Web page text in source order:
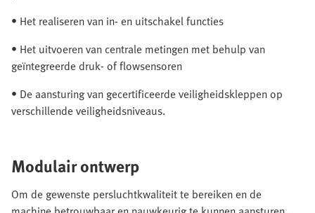
• Het realiseren van in- en uitschakel functies
• Het uitvoeren van centrale metingen met behulp van
geïntegreerde druk- of flowsensoren
• De aansturing van gecertificeerde veiligheidskleppen op
verschillende veiligheidsniveaus.
Modulair ontwerp
Om de gewenste persluchtkwaliteit te bereiken en de